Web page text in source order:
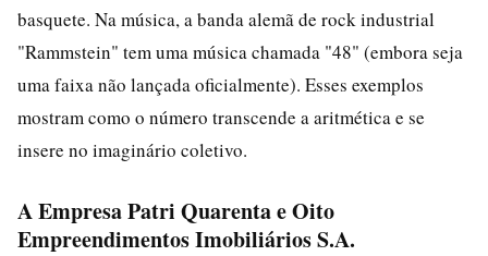
basquete. Na música, a banda alemã de rock industrial
"Rammstein" tem uma música chamada "48" (embora seja
uma faixa não lançada oficialmente). Esses exemplos
mostram como o número transcende a aritmética e se
insere no imaginário coletivo.
A Empresa Patri Quarenta e Oito
Empreendimentos Imobiliários S.A.